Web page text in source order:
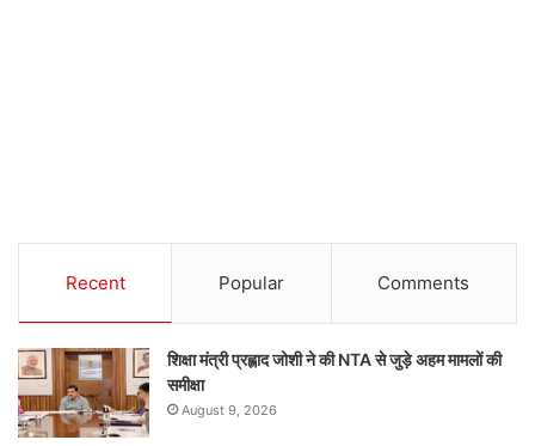
Recent Popular Comments
शिक्षा मंत्री प्रह्लाद जोशी ने की NTA से जुड़े अहम मामलों की
समीक्षा
August 9, 2026